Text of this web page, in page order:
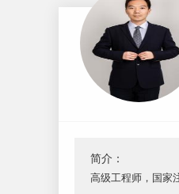
简介：
高级工程师，国家